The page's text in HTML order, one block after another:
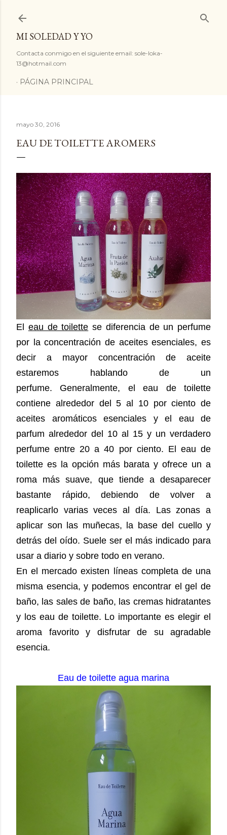
MI SOLEDAD Y YO
Contacta conmigo en el siguiente email: sole-loka-
13@hotmail.com
PÁGINA PRINCIPAL
mayo 30, 2016
EAU DE TOILETTE AROMERS
El eau de toilette se diferencia de un perfume
por la concentración de aceites esenciales, es
decir a mayor concentración de aceite
estaremos hablando de un
perfume. Generalmente, el eau de toilette
contiene alrededor del 5 al 10 por ciento de
aceites aromáticos esenciales y el eau de
parfum alrededor del 10 al 15 y un verdadero
perfume entre 20 a 40 por ciento. El eau de
toilette es la opción más barata y ofrece un a
roma más suave, que tiende a desaparecer
bastante rápido, debiendo de volver a
reaplicarlo varias veces al día. Las zonas a
aplicar son las muñecas, la base del cuello y
detrás del oído. Suele ser el más indicado para
usar a diario y sobre todo en verano.
En el mercado existen líneas completa de una
misma esencia, y podemos encontrar el gel de
baño, las sales de baño, las cremas hidratantes
y los eau de toilette. Lo importante es elegir el
aroma favorito y disfrutar de su agradable
esencia.
Eau de toilette agua marina